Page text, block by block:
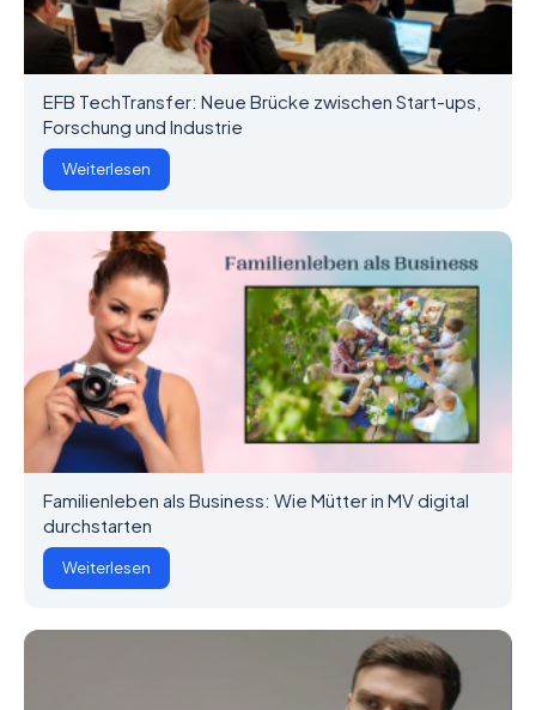
EFB TechTransfer: Neue Brücke zwischen Start-ups,
Forschung und Industrie
Weiterlesen
Familienleben als Business: Wie Mütter in MV digital
durchstarten
Weiterlesen